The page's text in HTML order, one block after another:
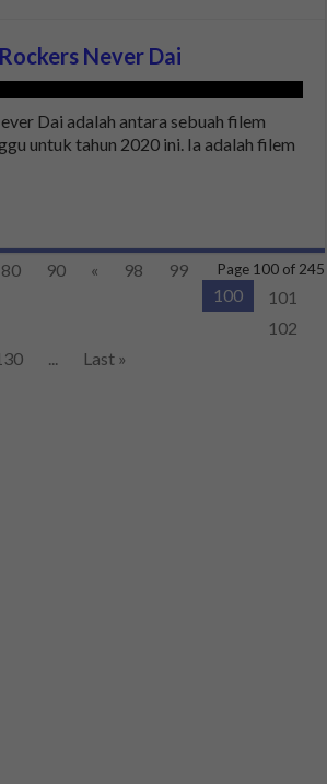
Never Dai
Dai adalah antara sebuah filem
untuk tahun 2020 ini. Ia adalah filem
Page 100 of 245
80 90 « 98
99
100
101
102
Last »